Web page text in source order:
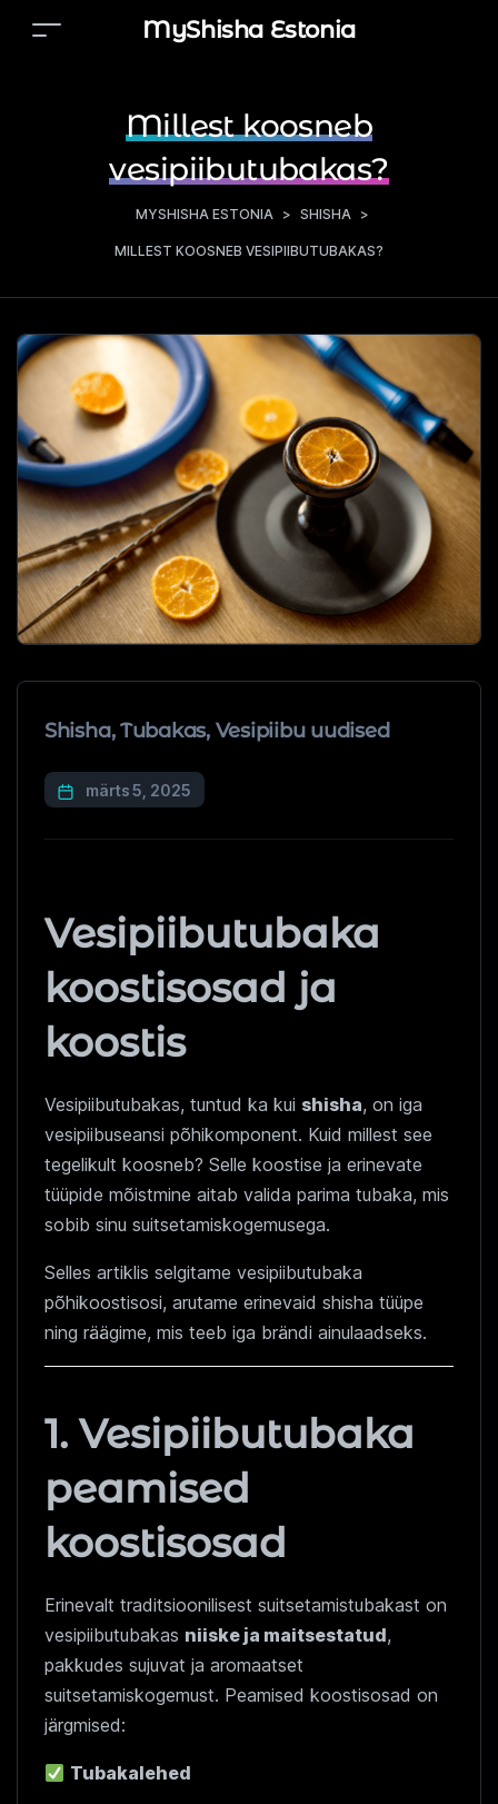
MyShisha Estonia
Millest koosneb
vesipiibutubakas?
MYSHISHA ESTONIA > SHISHA >
MILLEST KOOSNEB VESIPIIBUTUBAKAS?
Shisha,Tubakas, Vesipiibu uudised
märts 5, 2025
Vesipiibutubaka
koostisosad ja
koostis
Vesipiibutubakas, tuntud ka kui shisha, on iga
vesipiibuseansi põhikomponent. Kuid millest see
tegelikult koosneb? Selle koostise ja erinevate
tüüpide mõistmine aitab valida parima tubaka, mis
sobib sinu suitsetamiskogemusega.
Selles artiklis selgitame vesipiibutubaka
põhikoostisosi, arutame erinevaid shisha tüüpe
ning räägime, mis teeb iga brändi ainulaadseks.
1. Vesipiibutubaka
peamised
koostisosad
Erinevalt traditsioonilisest suitsetamistubakast on
vesipiibutubakas niiske ja maitsestatud,
pakkudes sujuvat ja aromaatset
suitsetamiskogemust. Peamised koostisosad on
järgmised:
Tubakalehed